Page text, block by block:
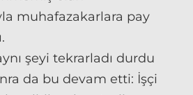
muhafazakarlara pay
şeyi tekrarladı durdu
da bu devam etti: İşçi